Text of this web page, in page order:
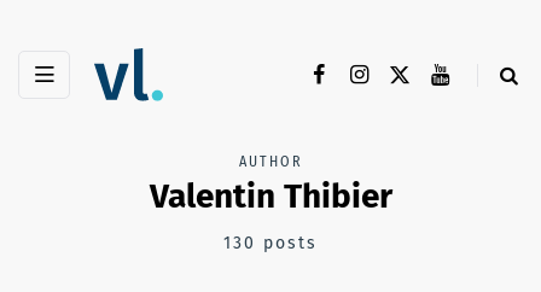
AUTHOR
Valentin Thibier
130 posts